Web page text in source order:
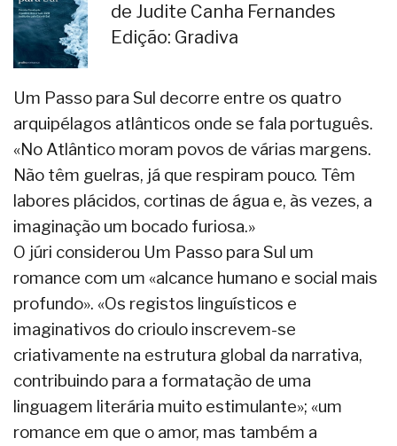
de Judite Canha Fernandes
Edição: Gradiva
Um Passo para Sul decorre entre os quatro
arquipélagos atlânticos onde se fala português.
«No Atlântico moram povos de várias margens.
Não têm guelras, já que respiram pouco. Têm
labores plácidos, cortinas de água e, às vezes, a
imaginação um bocado furiosa.»
O júri considerou Um Passo para Sul um
romance com um «alcance humano e social mais
profundo». «Os registos linguísticos e
imaginativos do crioulo inscrevem-­se
criativamente na estrutura global da narrativa,
contribuindo para a formatação de uma
linguagem literária muito estimulante»; «um
romance em que o amor, mas também a